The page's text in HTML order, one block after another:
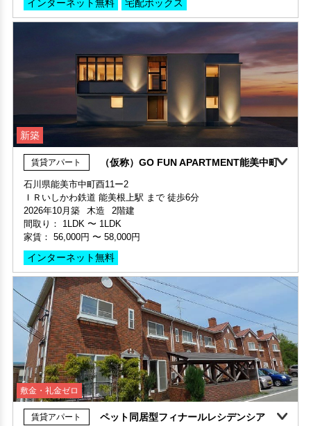
保証人不要・代行
敷金・礼金ゼロ
部屋号数 111号室
家賃 29,000円・共益費 4,500円
階数 1階
間取り 1K・専有面積 24.18㎡
敷金 - ・礼金 -
保証人不要・代行
インターネット無料 宅配ボックス
部屋号数 305号室
家賃 58,000円・共益費 6,000円
階数 3階
間取り 1K・専有面積 29.61㎡
敷金 - ・礼金 116,000円
保証人不要・代行 インターネット無料
新築
賃貸アパート （仮称）GO FUN APARTMENT能美中町
石川県能美市中町酉11ー2
ＩＲいしかわ鉄道 能美根上駅 まで 徒歩6分
2026年10月築
木造
2階建
間取り： 1LDK 〜 1LDK
家賃： 56,000円 〜 58,000円
インターネット無料
敷金・礼金ゼロ
賃貸アパート ペット同居型フィナールレシデンシア